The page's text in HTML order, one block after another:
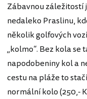
Zábavnou záležitostí
nedaleko Praslinu,
několik golfových
„kolmo“. Bez kola se
napodobeniny kol a
cestu na pláže to
normální kolo (250,-